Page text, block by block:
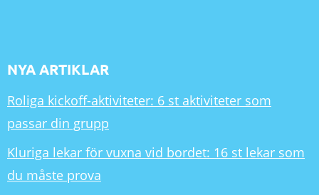
NYA ARTIKLAR
Roliga kickoff-aktiviteter: 6 st aktiviteter som
passar din grupp
Kluriga lekar för vuxna vid bordet: 16 st lekar som
du måste prova